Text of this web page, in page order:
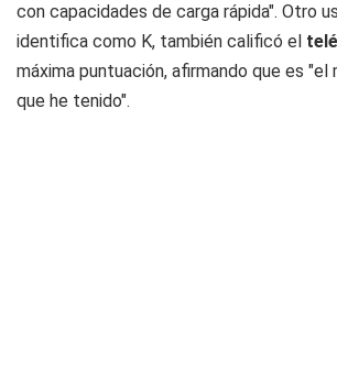
con capacidades de carga rápida". Otro
identifica como K, también calificó el
máxima puntuación, afirmando que es
que he tenido".